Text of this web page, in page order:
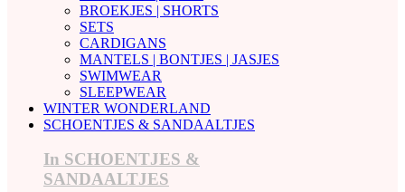
BROEKJES | SHORTS
SETS
CARDIGANS
MANTELS | BONTJES | JASJES
SWIMWEAR
SLEEPWEAR
WINTER WONDERLAND
SCHOENTJES & SANDAALTJES
In SCHOENTJES &
SANDAALTJES